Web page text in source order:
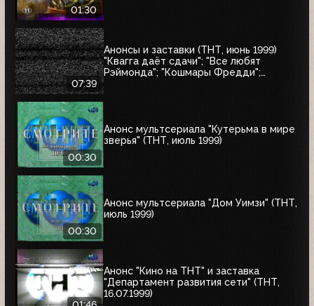
01:30
07:39
Анонсы и заставки (ТНТ, июнь 1999)
"Квагга даёт сдачи"; "Все любят
Рэймонда"; "Кошмары Фредди";
00:30
Анонс мультсериала "Кутерьма в мире
зверья" (ТНТ, июль 1999)
00:30
Анонс мультсериала "Дом Уимзи" (ТНТ,
июль 1999)
Анонс "Кино на ТНТ" и заставка
"Департамент развития сети" (ТНТ,
16.07.1999)